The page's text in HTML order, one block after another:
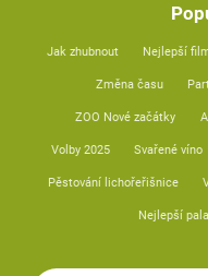
Jak zhubnout Nejlepší
Změna času
ZOO Nové začátky
Volby 2025 Svařené víno
Pěstování lichořeřišnice
Nejlepší